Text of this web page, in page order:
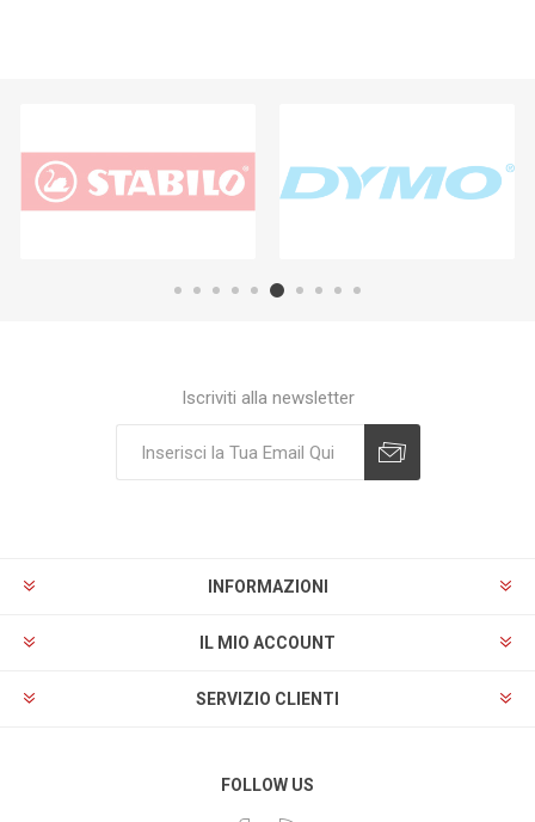
Iscriviti alla newsletter
INFORMAZIONI
IL MIO ACCOUNT
SERVIZIO CLIENTI
FOLLOW US